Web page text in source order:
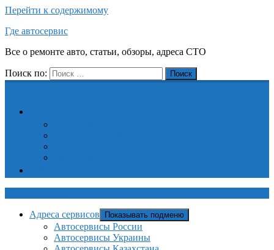
Перейти к содержимому
Где автосервис
Все о ремонте авто, статьи, обзоры, адреса СТО
Поиск по: Поиск
Адреса сервисов Показывать подменю
Автосервисы России
Автосервисы Украины